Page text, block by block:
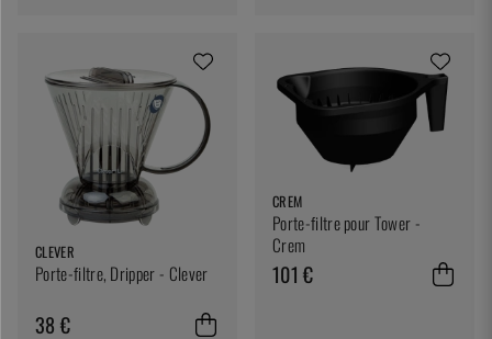
CLEVER
Porte-filtre, Dripper - Clever
38 €
CREM
Porte-filtre pour Tower -
Crem
101 €